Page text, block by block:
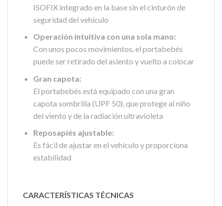
ISOFIX integrado en la base sin el cinturón de
seguridad del vehículo
Operación intuitiva con una sola mano:
Con unos pocos movimientos, el portabebés
puede ser retirado del asiento y vuelto a colocar
Gran capota:
El portabebés está equipado con una gran
capota sombrilla (UPF 50), que protege al niño
del viento y de la radiación ultravioleta
Reposapiés ajustable:
Es fácil de ajustar en el vehículo y proporciona
estabilidad
CARACTERÍSTICAS TÉCNICAS